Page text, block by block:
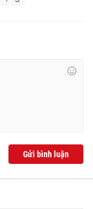
Gửi bình luận